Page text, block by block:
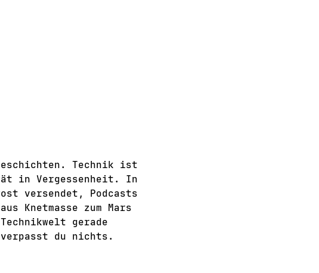
Technik ist
in Vergessenheit. In
versendet, Podcasts
Knetmasse zum Mars
gerade
du nichts.